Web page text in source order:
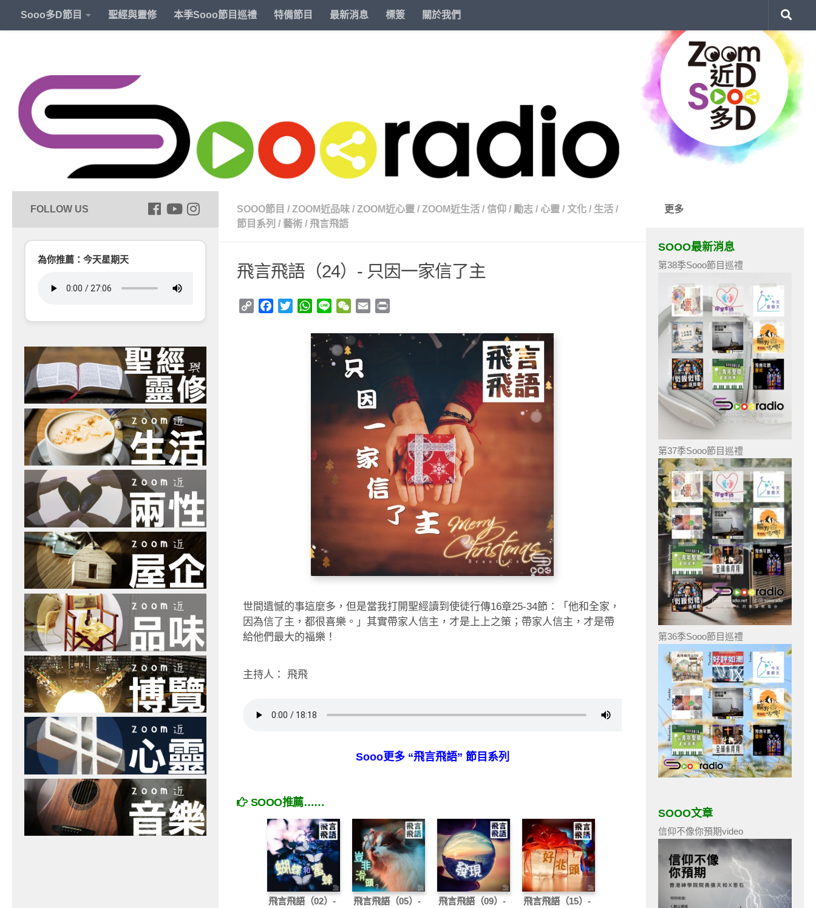
Sooo多D節目 聖經與靈修 本季Sooo節目巡禮 特備節目 最新消息 標簽 關於我們
SOOO節目 / ZOOM近品味 / ZOOM近心靈 / ZOOM近生活 / 信仰 / 勵志 / 心靈 / 文化 / 生活 /
節目系列 / 藝術 / 飛言飛語
飛言飛語（24）- 只因一家信了主
Copy
Facebook
TwitterWhatsApp
Line WeChat
Email
世間遺憾的事這麼多，但是當我打開聖經讀到使徒行傳16章25-34節：「他和全家，
因為信了主，都很喜樂。」其實帶家人信主，才是上上之策；帶家人信主，才是帶
給他們最大的福樂！
主持人： 飛飛
Sooo更多 “飛言飛語” 節目系列
SOOO推薦……
飛言飛語（02）-
飛言飛語（05）-
飛言飛語（09）-
飛言飛語（15）-
為你推薦：今天星期天
更多
SOOO最新消息
第38季Sooo節目巡禮
第37季Sooo節目巡禮
第36季Sooo節目巡禮
SOOO文章
信仰不像你預期video